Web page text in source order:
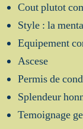
Cout plutot
Style : la
Equipement
Ascese
Permis de
Splendeur
Temoignage